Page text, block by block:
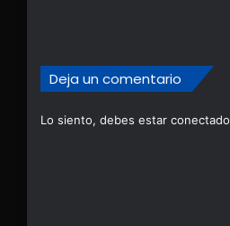
Deja un comentario
Lo siento, debes estar conectado